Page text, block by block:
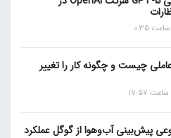
چیست و چگونه کار را تغییر
پیش‌بینی آب‌و‌هوا از گوگل عملکرد